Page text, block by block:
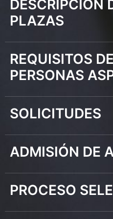
DESCRIPCIÓN
PLAZAS
REQUISITOS
PERSONAS
SOLICITUDES
ADMISIÓN DE
PROCESO